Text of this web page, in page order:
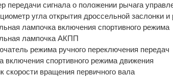
передачи сигнала о положении рычага
угла открытия дроссельной заслонки и
лампочка включения спортивного режима
лампочка АКПП
режима ручного переключения передач
включения спортивного режима движения
скорости вращения первичного вала